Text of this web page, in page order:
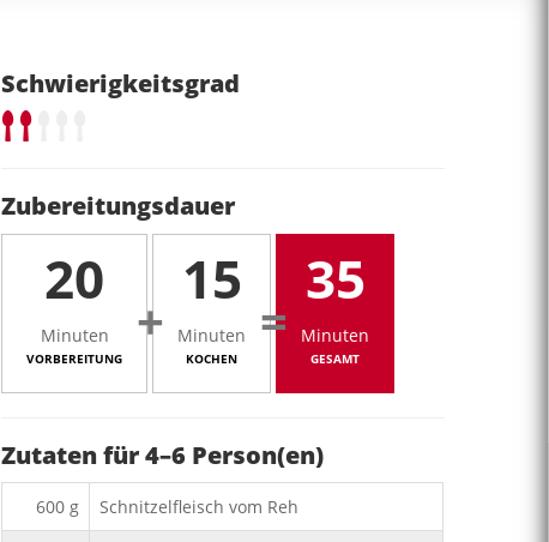
Schwierigkeitsgrad
Zubereitungsdauer
20
Minuten
VORBEREITUNG
+
15
Minuten
KOCHEN
=
35
Minuten
GESAMT
Zutaten für4–6 Person(en)
600 g Schnitzelfleisch vom Reh